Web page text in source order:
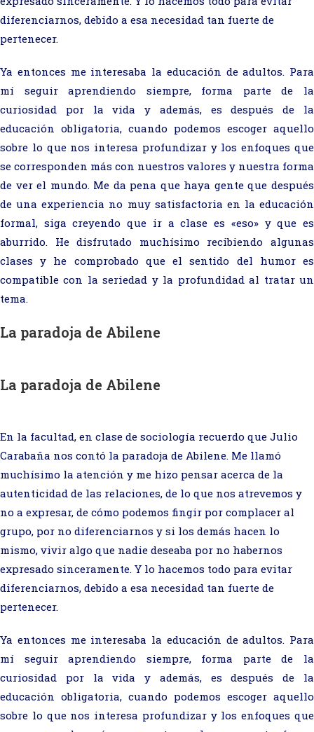
diferenciarnos, debido a esa necesidad tan fuerte de
pertenecer.
Ya entonces me interesaba la educación de adultos. Para
mí seguir aprendiendo siempre, forma parte de la
curiosidad por la vida y además, es después de la
educación obligatoria, cuando podemos escoger aquello
sobre lo que nos interesa profundizar y los enfoques que
se corresponden más con nuestros valores y nuestra forma
de ver el mundo. Me da pena que haya gente que después
de una experiencia no muy satisfactoria en la educación
formal, siga creyendo que ir a clase es «eso» y que es
aburrido. He disfrutado muchísimo recibiendo algunas
clases y he comprobado que el sentido del humor es
compatible con la seriedad y la profundidad al tratar un
tema.
La paradoja de Abilene
La paradoja de Abilene
En la facultad, en clase de sociología recuerdo que Julio
Carabaña nos contó la paradoja de Abilene. Me llamó
muchísimo la atención y me hizo pensar acerca de la
autenticidad de las relaciones, de lo que nos atrevemos y
no a expresar, de cómo podemos fingir por complacer al
grupo, por no diferenciarnos y si los demás hacen lo
mismo, vivir algo que nadie deseaba por no habernos
expresado sinceramente. Y lo hacemos todo para evitar
diferenciarnos, debido a esa necesidad tan fuerte de
pertenecer.
Ya entonces me interesaba la educación de adultos. Para
mí seguir aprendiendo siempre, forma parte de la
curiosidad por la vida y además, es después de la
educación obligatoria, cuando podemos escoger aquello
sobre lo que nos interesa profundizar y los enfoques que